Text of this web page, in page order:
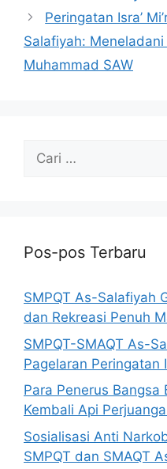
Peringatan Isra’
Salafiyah:
Muhammad SAW
Pos-pos Terbaru
SMPQT As-Salafiyah
dan Rekreasi Penuh
SMPQT-SMAQT As-
Pagelaran Peringatan
Para Penerus Bangsa
Kembali Api
Sosialisasi Anti
SMPQT dan SMAQT